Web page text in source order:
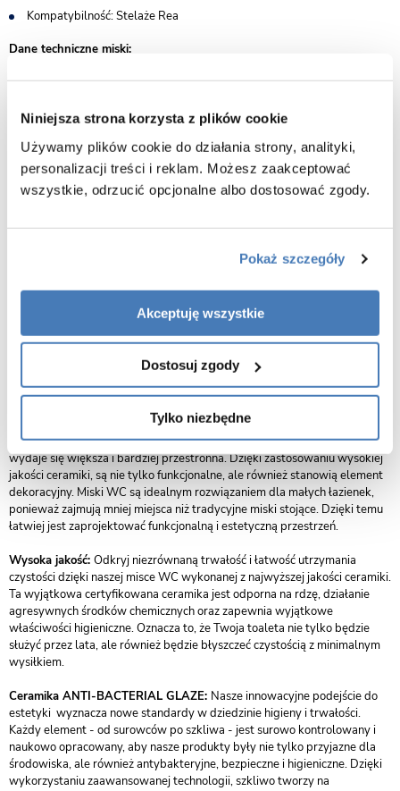
Niniejsza strona korzysta z plików cookie
Używamy plików cookie do działania strony, analityki,
personalizacji treści i reklam. Możesz zaakceptować
wszystkie, odrzucić opcjonalne albo dostosować zgody.
Pokaż szczegóły
Akceptuję wszystkie
Dostosuj zgody
Tylko niezbędne
Kompatybilność: Stelaże Rea
Dane techniczne miski:
Rozmiar: 49x36x37 cm
System spłukiwania: Rimless 4.0 - bezrantowy
Materiał: ceramika sanitarna
Kolor miski: biały
Materiał deski: duroplast UF
Rodzaj deski: wolnoopadająca
Rysunek techniczny MIZU-WH-GL-RIM-02
Zalety produktu:
Miski podwieszane charakteryzują się nowoczesnym i
eleganckim wyglądem. Ich minimalistyczny design sprawia, że łazienka
wydaje się większa i bardziej przestronna. Dzięki zastosowaniu wysokiej
jakości ceramiki, są nie tylko funkcjonalne, ale również stanowią element
dekoracyjny. Miski WC są idealnym rozwiązaniem dla małych łazienek,
ponieważ zajmują mniej miejsca niż tradycyjne miski stojące. Dzięki temu
łatwiej jest zaprojektować funkcjonalną i estetyczną przestrzeń.
Wysoka jakość: Odkryj niezrównaną trwałość i łatwość utrzymania
czystości dzięki naszej misce WC wykonanej z najwyższej jakości ceramiki.
Ta wyjątkowa certyfikowana ceramika jest odporna na rdzę, działanie
agresywnych środków chemicznych oraz zapewnia wyjątkowe
właściwości higieniczne. Oznacza to, że Twoja toaleta nie tylko będzie
służyć przez lata, ale również będzie błyszczeć czystością z minimalnym
wysiłkiem.
Ceramika ANTI-BACTERIAL GLAZE: Nasze innowacyjne podejście do
estetyki wyznacza nowe standardy w dziedzinie higieny i trwałości.
Każdy element - od surowców po szkliwa - jest surowo kontrolowany i
naukowo opracowany, aby nasze produkty były nie tylko przyjazne dla
środowiska, ale również antybakteryjne, bezpieczne i higieniczne. Dzięki
wykorzystaniu zaawansowanej technologii, szkliwo tworzy na